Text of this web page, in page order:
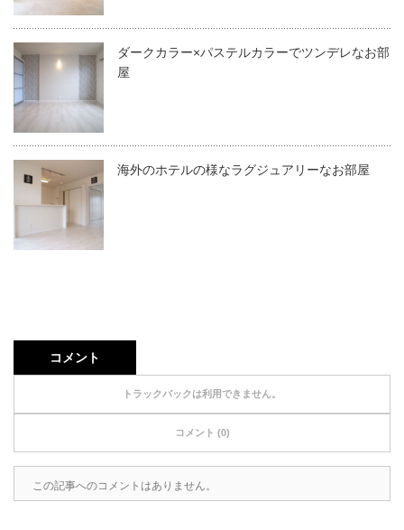
ダークカラー×パステルカラーでツンデレなお部
屋
海外のホテルの様なラグジュアリーなお部屋
コメント
トラックバックは利用できません。
コメント (0)
この記事へのコメントはありません。